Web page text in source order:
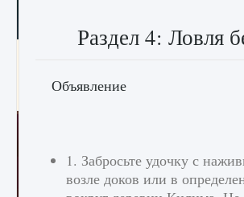
Как проверить статус сервера Delta
9 августа 2024
Раздел 4: Ловля
Объявление
1. Забросьте удочку с
возле доков или в